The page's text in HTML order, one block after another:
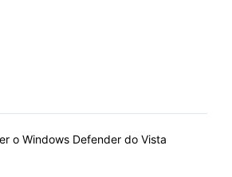
o Windows Defender do Vista